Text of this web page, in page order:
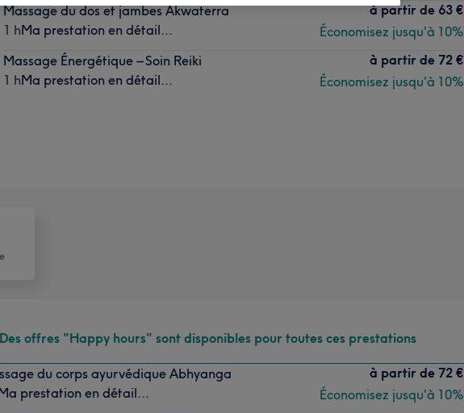
Massage du dos et jambes Akwaterra
1 hMa prestation en détail...
à partir de 63 €
Économisez jusqu'à 10%
Massage Énergétique – Soin Reiki
1 hMa prestation en détail...
à partir de 72 €
Économisez jusqu'à 10%
Des offres "Happy hours" sont disponibles pour toutes ces prestations
du corps ayurvédique Abhyanga
prestation en détail...
à partir de 72 €
Économisez jusqu'à 10%